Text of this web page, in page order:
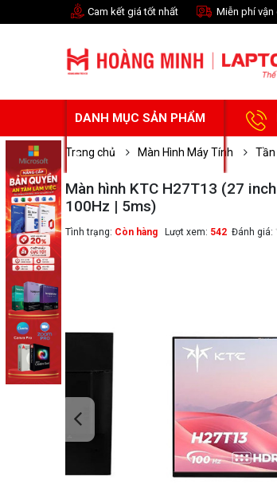
Cam kết giá tốt nhất Miễn phí vận
DANH MỤC SẢN PHẨM
Trang chủ Màn Hình Máy Tính
Màn hình KTC H27T13 (27
100Hz | 5ms)
Tình trạng: Còn hàng Lượt xem: 542 Đánh giá: